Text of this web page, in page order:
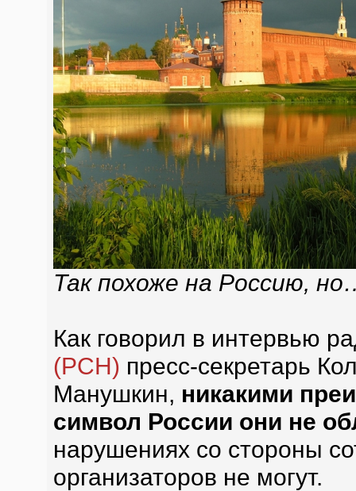
Так похоже на Россию,
Как говорил в интервью
(РСН) пресс-секретарь
Манушкин, никакими
символ России они не
нарушениях со стороны
организаторов не могут.